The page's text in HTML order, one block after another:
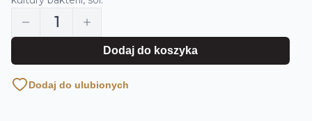
1
Dodaj do koszyka
Dodaj do ulubionych